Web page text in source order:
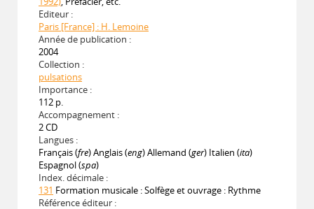
Editeur :
Paris [France] : H. Lemoine
Année de publication :
2004
Collection :
pulsations
Importance :
112 p.
Accompagnement :
2 CD
Langues :
Français (fre) Anglais (eng) Allemand (ger) Italien (ita)
Espagnol (spa)
Index. décimale :
131 Formation musicale : Solfège et ouvrage : Rythme
Référence éditeur :